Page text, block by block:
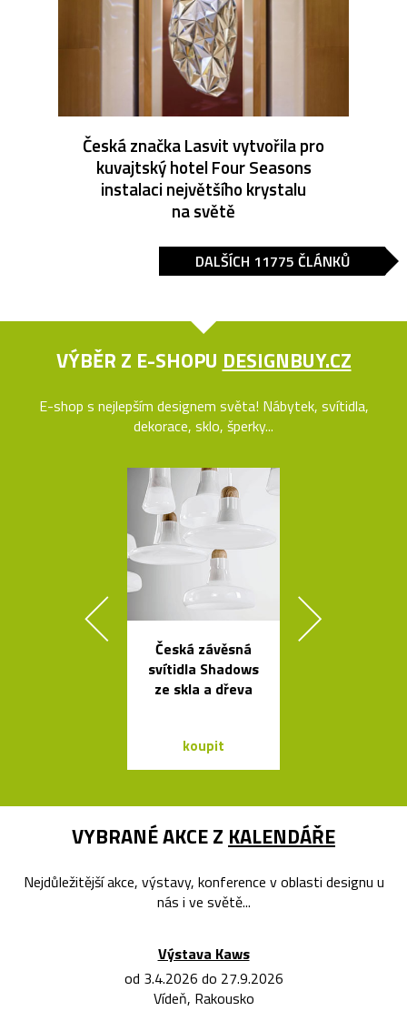
Česká značka Lasvit vytvořila pro
kuvajtský hotel Four Seasons
instalaci největšího krystalu
na světě
DALŠÍCH 11775 ČLÁNKŮ
VÝBĚR Z E-SHOPU DESIGNBUY.CZ
E-shop s nejlepším designem světa! Nábytek, svítidla,
dekorace, sklo, šperky...
Česká závěsná
svítidla Shadows
ze skla a dřeva
koupit
VYBRANÉ AKCE Z KALENDÁŘE
Nejdůležitější akce, výstavy, konference v oblasti designu u
nás i ve světě...
Výstava Kaws
od 3.4.2026 do 27.9.2026
Vídeň, Rakousko